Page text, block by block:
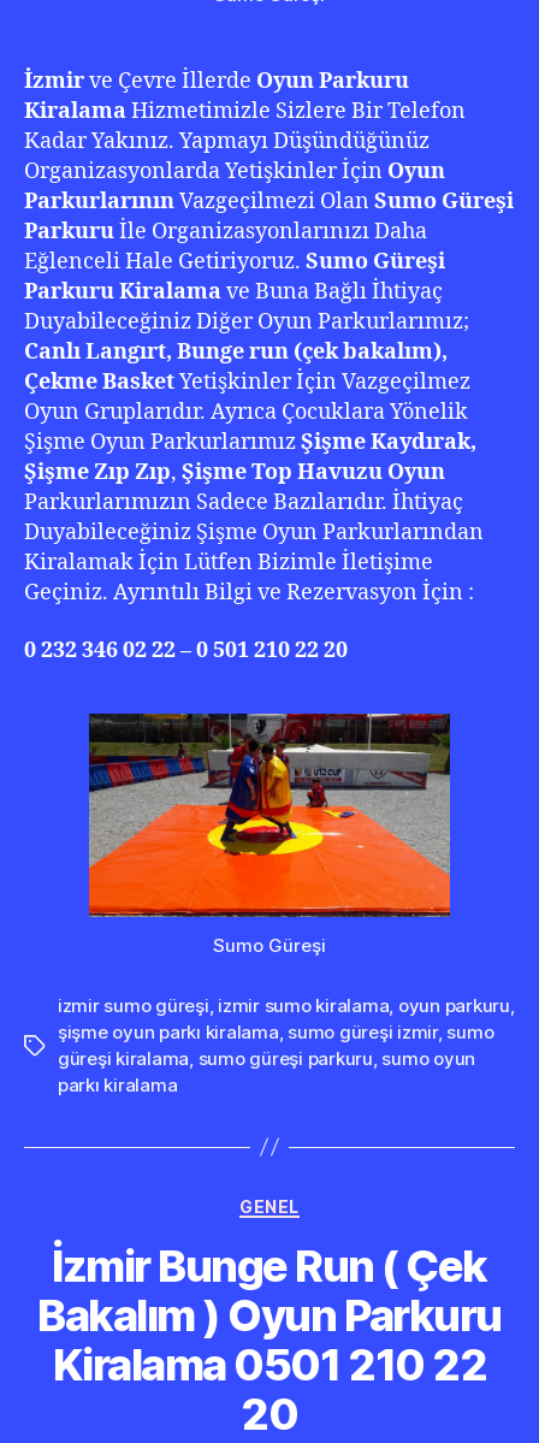
İzmirve Çevre İllerde Oyun Parkuru
KiralamaHizmetimizle Sizlere Bir Telefon
Kadar Yakınız. Yapmayı Düşündüğünüz
Organizasyonlarda Yetişkinler İçin Oyun
ParkurlarınınVazgeçilmezi Olan Sumo Güreşi
Parkuruİle Organizasyonlarınızı Daha
Eğlenceli Hale Getiriyoruz. Sumo Güreşi
Parkuru Kiralamave Buna Bağlı İhtiyaç
Duyabileceğiniz Diğer Oyun Parkurlarımız;
Canlı Langırt, Bunge run (çek bakalım),
Çekme BasketYetişkinler İçin Vazgeçilmez
Oyun Gruplarıdır. Ayrıca Çocuklara Yönelik
Şişme Oyun ParkurlarımızŞişme Kaydırak,
Şişme Zıp Zıp, Şişme Top Havuzu Oyun
Parkurlarımızın Sadece Bazılarıdır. İhtiyaç
Duyabileceğiniz Şişme Oyun Parkurlarından
Kiralamak İçin Lütfen Bizimle İletişime
Geçiniz. Ayrıntılı Bilgi ve Rezervasyon İçin :
0 232 346 02 22 – 0 501 210 22 20
Sumo Güreşi
Etiketler
izmir sumo güreşi izmir sumo kiralama oyun parkuru
şişme oyun parkı kiralama sumo güreşi izmir, sumo
güreşi kiralama sumo güreşi parkuru sumo oyun
parkı kiralama
Kategoriler
GENEL
İzmir Bunge Run ( Çek
Bakalım ) Oyun Parkuru
Kiralama 0501 210 22
20